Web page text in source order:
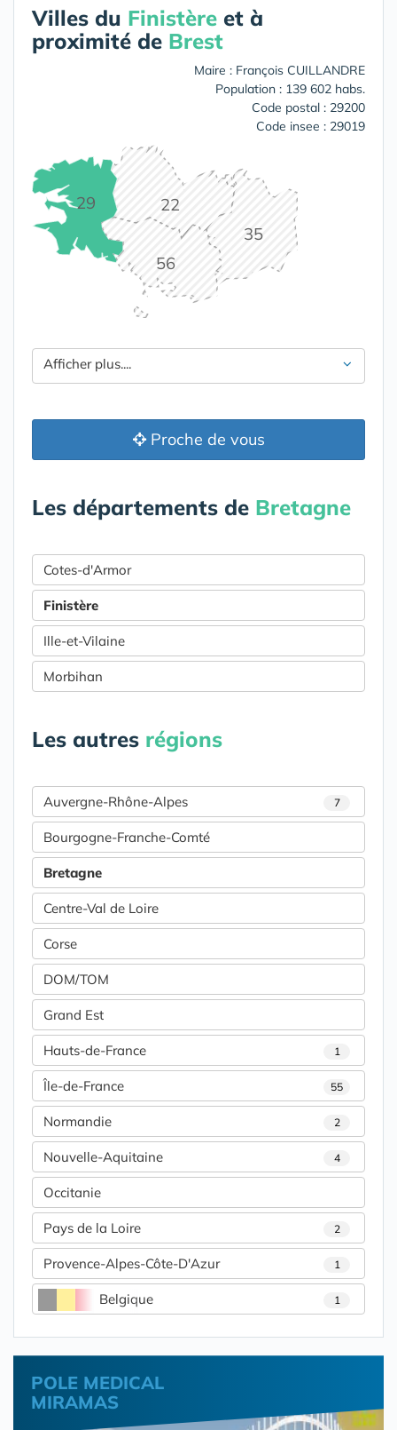
Villes du Finistère et à
proximité de Brest
Maire : François CUILLANDRE
Population : 139 602 habs.
Code postal : 29200
Code insee : 29019
22
29
35
56
Afficher plus....
Proche de vous
Les départements de Bretagne
Cotes-d'Armor
Finistère
Ille-et-Vilaine
Morbihan
Les autres régions
Auvergne-Rhône-Alpes 7
Bourgogne-Franche-Comté
Bretagne
Centre-Val de Loire
Corse
DOM/TOM
Grand Est
Hauts-de-France 1
Île-de-France 55
Normandie 2
Nouvelle-Aquitaine 4
Occitanie
Pays de la Loire 2
Provence-Alpes-Côte-D'Azur 1
Belgique 1
POLE MEDICAL
MIRAMAS